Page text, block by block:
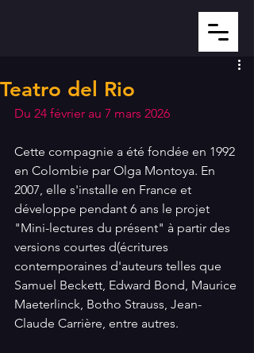
Teatro del Rio
Du 24 février au 7 mars 2026
Cette compagnie a été fondée en 1992
en Colombie par Olga Montoya. En
2007, elle s'installe en France et
développe pendant 6 ans le projet
"Mini-lectures du présent" à partir des
versions courtes d(écritures
contemporaines d'auteurs telles que
Samuel Beckett, Edward Bond, Maurice
Maeterlinck, Botho Strauss, Jean-
Claude Carrière, entre autres.